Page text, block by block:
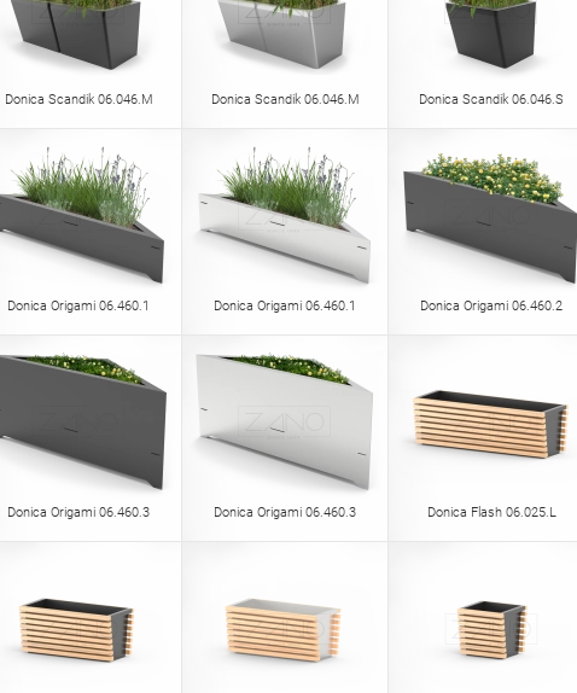
Donica Scandik 06.046.M Donica Scandik 06.046.M Donica Scandik 06.046.S
Donica Origami 06.460.1 Donica Origami 06.460.1 Donica Origami 06.460.2
Donica Origami 06.460.3 Donica Origami 06.460.3 Donica Flash 06.025.L